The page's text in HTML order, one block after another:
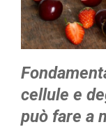
cellule e
può fare a